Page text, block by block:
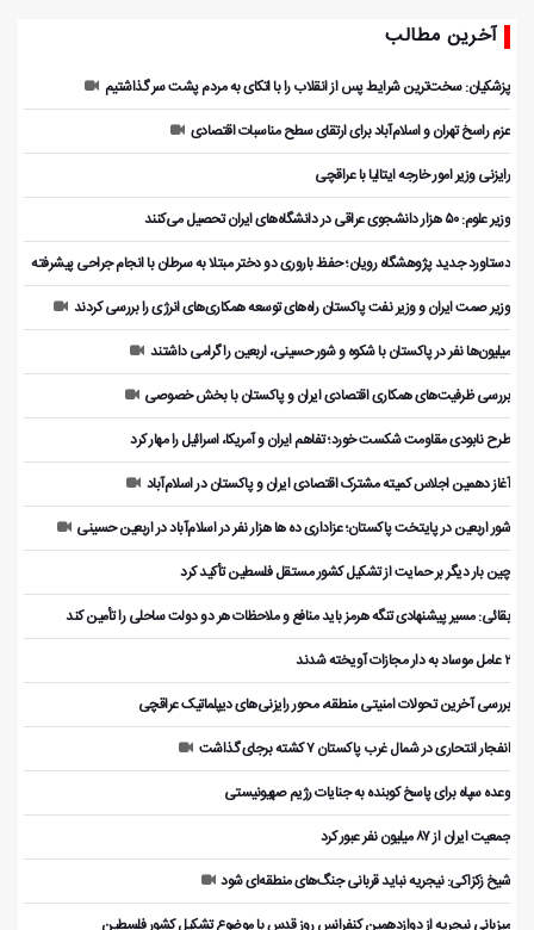
آخرین مطالب
پزشکیان: سخت‌ترین شرایط پس از انقلاب را با اتکای به مردم پشت سر گذاشتیم
عزم راسخ تهران و اسلام‌آباد برای ارتقای سطح مناسبات اقتصادی
رایزنی وزیر امور خارجه ایتالیا با عراقچی
وزیر علوم: ۵۰ هزار دانشجوی عراقی در دانشگاه‌های ایران تحصیل می‌کنند
دستاورد جدید پژوهشگاه رویان؛ حفظ باروری دو دختر مبتلا به سرطان با انجام جراحی پیشرفته
وزیر صمت ایران و وزیر نفت پاکستان راه‌های توسعه همکاری‌های انرژی را بررسی کردند
میلیون‌ها نفر در پاکستان با شکوه و شور حسینی، اربعین را گرامی داشتند
بررسی ظرفیت‌های همکاری اقتصادی ایران و پاکستان با بخش خصوصی
طرح نابودی مقاومت شکست خورد؛ تفاهم ایران و آمریکا، اسرائیل را مهار کرد
آغاز دهمین اجلاس کمیته مشترک اقتصادی ایران و پاکستان در اسلام‌آباد
شور اربعین در پایتخت پاکستان؛ عزاداری ده ها هزار نفر در اسلام‌آباد در اربعین حسینی
چین بار دیگر بر حمایت از تشکیل کشور مستقل فلسطین تأکید کرد
بقائی: مسیر پیشنهادی تنگه هرمز باید منافع و ملاحظات هر دو دولت ساحلی را تأمین کند
۲ عامل موساد به دار مجازات آویخته شدند
بررسی آخرین تحولات امنیتی منطقه، محور رایزنی‌های دیپلماتیک عراقچی
انفجار انتحاری در شمال غرب پاکستان ۷ کشته برجای گذاشت
وعده سپاه برای پاسخ کوبنده به جنایات رژیم صهیونیستی
جمعیت ایران از ۸۷ میلیون نفر عبور کرد
شیخ زکزاکی: نیجریه نباید قربانی جنگ‌های منطقه‌ای شود